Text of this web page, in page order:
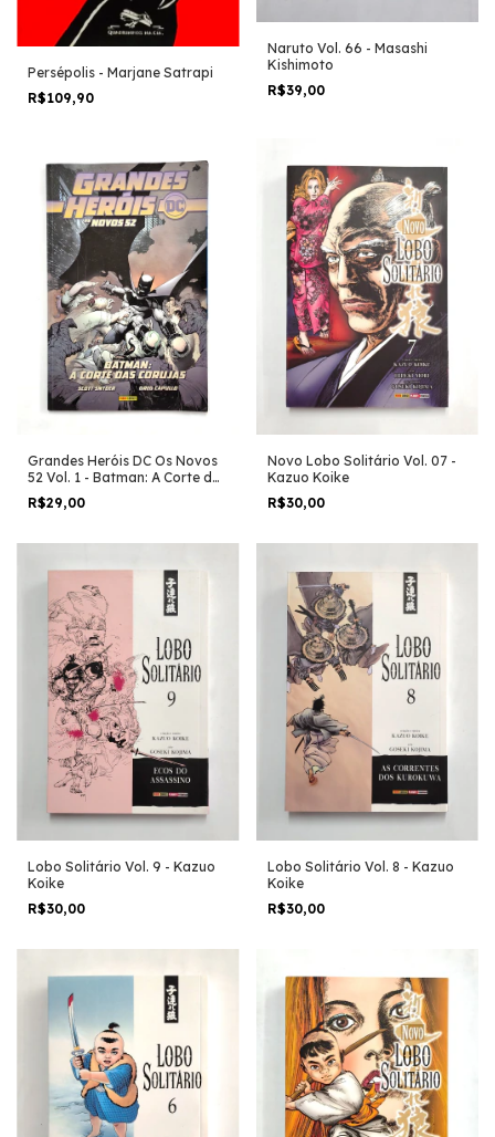
Persépolis - Marjane Satrapi
R$109,90
Naruto Vol. 66 - Masashi
Kishimoto
R$39,00
Grandes Heróis DC Os Novos
52 Vol. 1 - Batman: A Corte das
Corujas - Scott Snyder
R$29,00
Novo Lobo Solitário Vol. 07 -
Kazuo Koike
R$30,00
Lobo Solitário Vol. 9 - Kazuo
Koike
R$30,00
Lobo Solitário Vol. 8 - Kazuo
Koike
R$30,00